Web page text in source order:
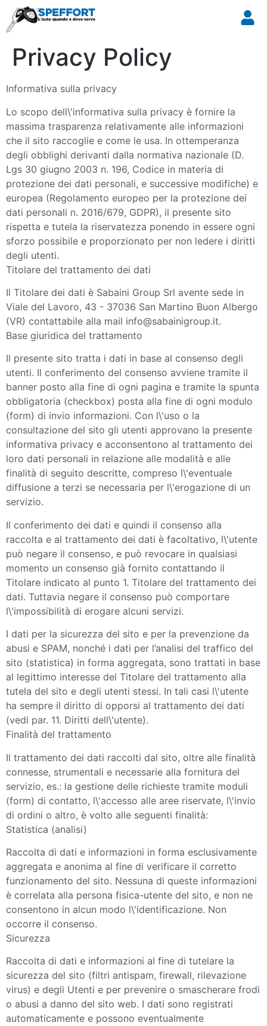
Privacy Policy
Informativa sulla privacy
Lo scopo dell\'informativa sulla privacy è fornire la
massima trasparenza relativamente alle informazioni
che il sito raccoglie e come le usa. In ottemperanza
degli obblighi derivanti dalla normativa nazionale (D.
Lgs 30 giugno 2003 n. 196, Codice in materia di
protezione dei dati personali, e successive modifiche) e
europea (Regolamento europeo per la protezione dei
dati personali n. 2016/679, GDPR), il presente sito
rispetta e tutela la riservatezza ponendo in essere ogni
sforzo possibile e proporzionato per non ledere i diritti
degli utenti.
Titolare del trattamento dei dati
Il Titolare dei dati è Sabaini Group Srl avente sede in
Viale del Lavoro, 43 - 37036 San Martino Buon Albergo
(VR) contattabile alla mail info@sabainigroup.it.
Base giuridica del trattamento
Il presente sito tratta i dati in base al consenso degli
utenti. Il conferimento del consenso avviene tramite il
banner posto alla fine di ogni pagina e tramite la spunta
obbligatoria (checkbox) posta alla fine di ogni modulo
(form) di invio informazioni. Con l\'uso o la
consultazione del sito gli utenti approvano la presente
informativa privacy e acconsentono al trattamento dei
loro dati personali in relazione alle modalità e alle
finalità di seguito descritte, compreso l\'eventuale
diffusione a terzi se necessaria per l\'erogazione di un
servizio.
Il conferimento dei dati e quindi il consenso alla
raccolta e al trattamento dei dati è facoltativo, l\'utente
può negare il consenso, e può revocare in qualsiasi
momento un consenso già fornito contattando il
Titolare indicato al punto 1. Titolare del trattamento dei
dati. Tuttavia negare il consenso può comportare
l\'impossibilità di erogare alcuni servizi.
I dati per la sicurezza del sito e per la prevenzione da
abusi e SPAM, nonché i dati per l’analisi del traffico del
sito (statistica) in forma aggregata, sono trattati in base
al legittimo interesse del Titolare del trattamento alla
tutela del sito e degli utenti stessi. In tali casi l\'utente
ha sempre il diritto di opporsi al trattamento dei dati
(vedi par. 11. Diritti dell\'utente).
Finalità del trattamento
Il trattamento dei dati raccolti dal sito, oltre alle finalità
connesse, strumentali e necessarie alla fornitura del
servizio, es.: la gestione delle richieste tramite moduli
(form) di contatto, l\'accesso alle aree riservate, l\'invio
di ordini o altro, è volto alle seguenti finalità:
Statistica (analisi)
Raccolta di dati e informazioni in forma esclusivamente
aggregata e anonima al fine di verificare il corretto
funzionamento del sito. Nessuna di queste informazioni
è correlata alla persona fisica-utente del sito, e non ne
consentono in alcun modo l\'identificazione. Non
occorre il consenso.
Sicurezza
Raccolta di dati e informazioni al fine di tutelare la
sicurezza del sito (filtri antispam, firewall, rilevazione
virus) e degli Utenti e per prevenire o smascherare frodi
o abusi a danno del sito web. I dati sono registrati
automaticamente e possono eventualmente